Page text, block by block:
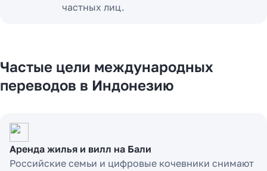
частных лиц.
Частые цели международных
переводов в Индонезию
Аренда жилья и вилл на Бали
Российские семьи и цифровые кочевники снимают